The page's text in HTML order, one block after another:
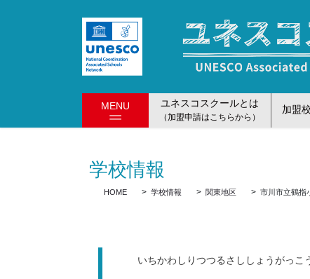
動
に
MENU ユネスコスクールとは
（加盟申請はこちらから）
加盟
学校情報
HOME 学校情報 関東地区 市川市立鶴指
いちかわしりつつるさししょうがっこ